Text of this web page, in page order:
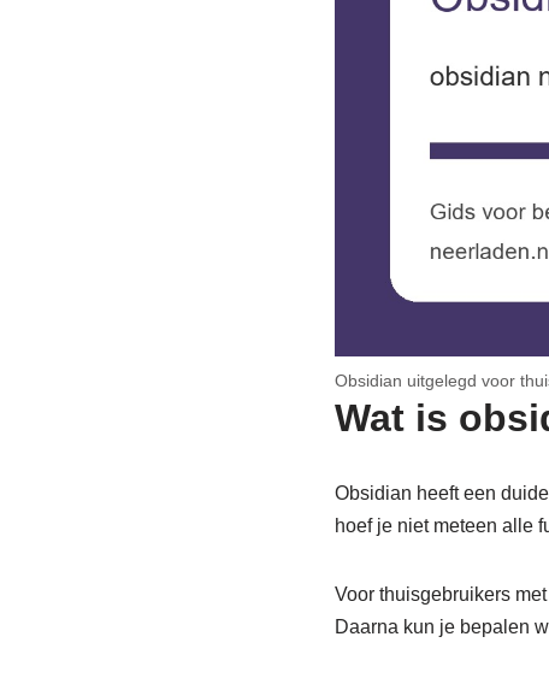
Obsidian uitgelegd voor
Wat is
Obsidian heeft een
hoef je niet meteen alle
Voor thuisgebruikers
Daarna kun je bepalen